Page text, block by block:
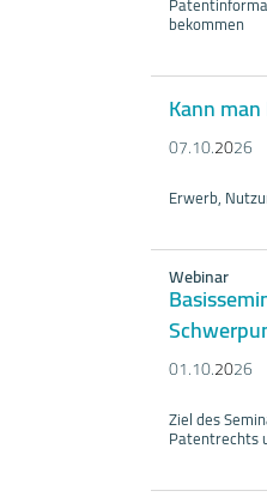
bekommen
Kann
07.10.2026
Erwerb,
Webinar
01.10.2026
Ziel des
Patentrechts